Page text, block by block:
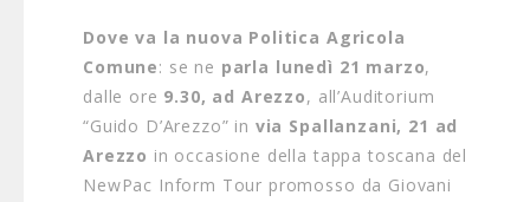
Dove va la nuova Politica Agricola
Comune: se ne parla lunedì 21 marzo,
dalle ore 9.30, ad Arezzo, all’Auditorium
“Guido D’Arezzo” in via Spallanzani, 21 ad
Arezzo in occasione della tappa toscana del
NewPac Inform Tour promosso da Giovani